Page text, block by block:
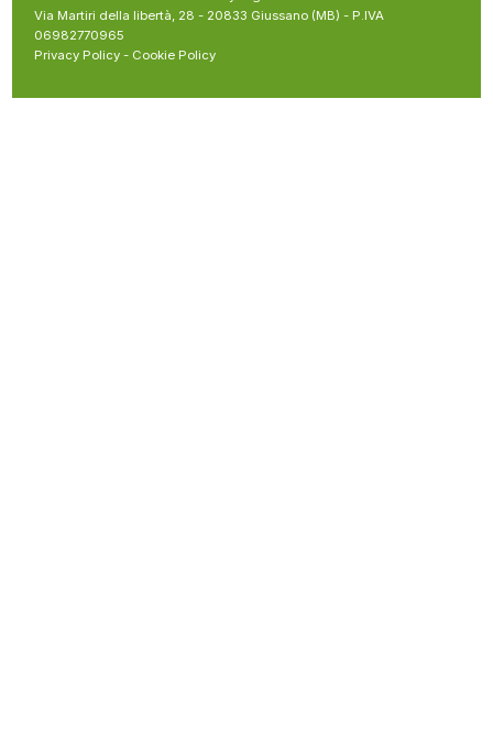
Via Martiri della libertà, 28 - 20833 Giussano (MB) - P.IVA
06982770965
Privacy Policy - Cookie Policy